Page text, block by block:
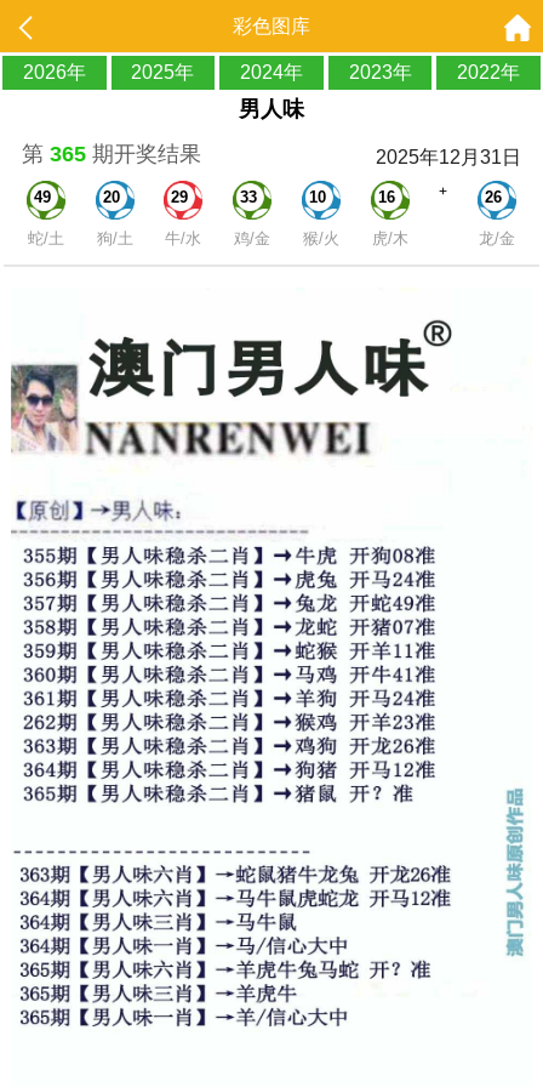
彩色图库
2026年 2025年 2024年 2023年 2022年
男人味
第 365期开奖结果 2025年12月31日
49
蛇/土
20
狗/土
29
牛/水
33
鸡/金
10
猴/火
16
虎/木
+ 26
龙/金